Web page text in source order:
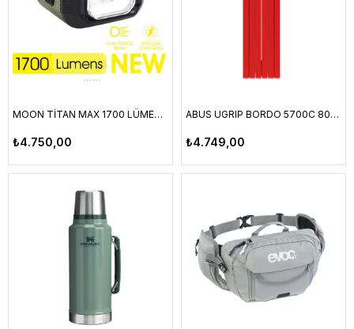
MOON TİTAN MAX 1700 LÜMEN ÖN AYDINLATMA ASKERİ YEŞİL
₺4.750,00
ABUS UGRIP BORDO 5700C 80CM KİLİT
₺4.749,00